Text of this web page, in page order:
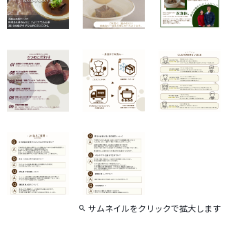
サムネイルをクリックで拡大します